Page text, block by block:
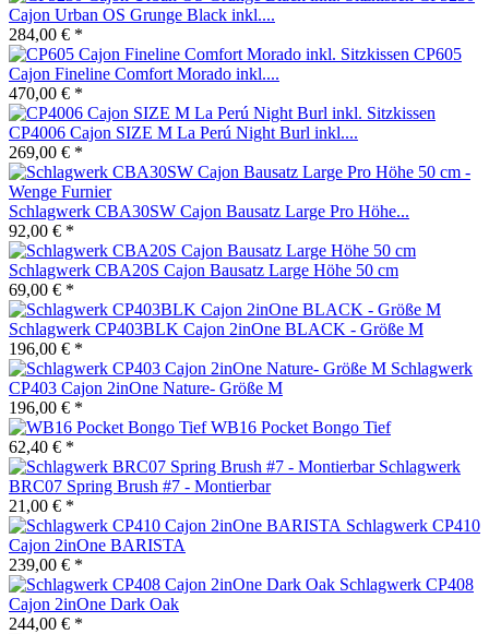
Cajon Urban OS Grunge Black inkl....
284,00 € *
CP605
Cajon Fineline Comfort Morado inkl....
470,00 € *
CP4006 Cajon SIZE M La Perú Night Burl inkl....
269,00 € *
Schlagwerk CBA30SW Cajon Bausatz Large Pro Höhe...
92,00 € *
Schlagwerk CBA20S Cajon Bausatz Large Höhe 50 cm
69,00 € *
Schlagwerk CP403BLK Cajon 2inOne BLACK - Größe M
196,00 € *
Schlagwerk
CP403 Cajon 2inOne Nature- Größe M
196,00 € *
WB16 Pocket Bongo Tief
62,40 € *
Schlagwerk
BRC07 Spring Brush #7 - Montierbar
21,00 € *
Schlagwerk CP410
Cajon 2inOne BARISTA
239,00 € *
Schlagwerk CP408
Cajon 2inOne Dark Oak
244,00 € *